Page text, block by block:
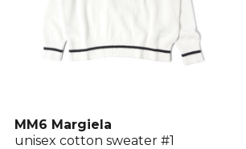
MM6 Margiela
unisex cotton sweater #1